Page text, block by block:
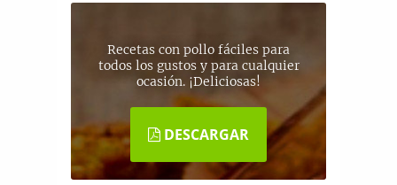
Recetas con pollo fáciles para
todos los gustos y para cualquier
ocasión. ¡Deliciosas!
DESCARGAR